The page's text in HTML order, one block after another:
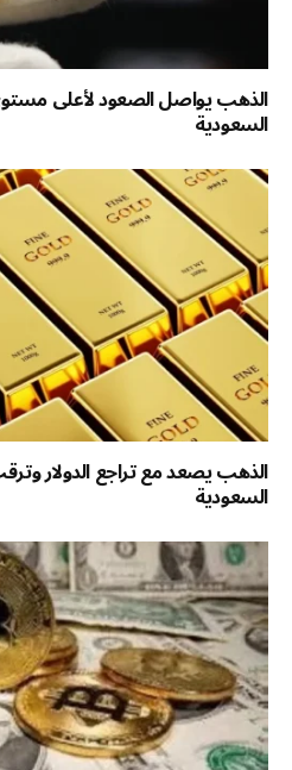
السعودية
الذهب يصعد مع تراجع الدولار
السعودية